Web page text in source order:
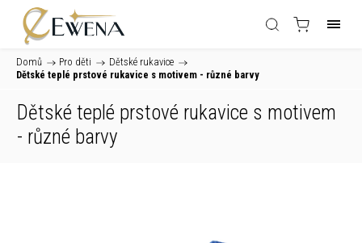
Domů / Pro děti / Dětské rukavice /
Dětské teplé prstové rukavice s motivem - různé barvy
Dětské teplé prstové rukavice s motivem
- různé barvy